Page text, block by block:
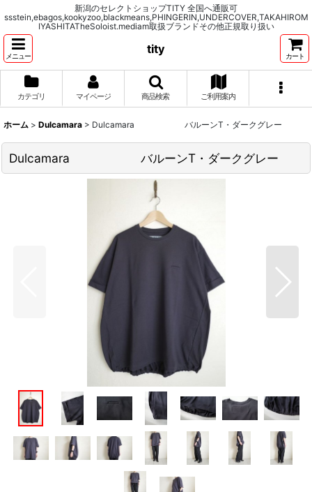
新潟のセレクトショップTITY 全国へ通販可
ssstein,ebagos,kookyzoo,blackmeans,PHINGERIN,UNDERCOVER,TAKAHIROM
IYASHITATheSoloist.mediam取扱ブランドその他正規取り扱い
メニュー
tity
カート
カテゴリ マイページ 商品検索 ご利用案内
ホーム > Dulcamara > Dulcamara バルーンT・ダークグレー
Dulcamara バルーンT・ダークグレー